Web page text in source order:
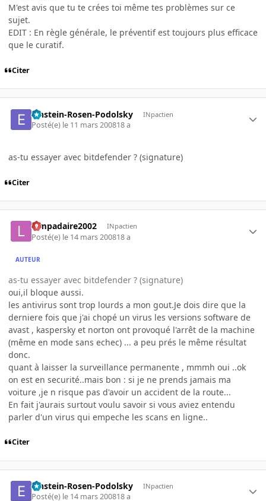
M'est avis que tu te crées toi même tes problèmes sur ce
sujet.
EDIT : En règle générale, le préventif est toujours plus efficace
que le curatif.
Citer
Einstein-Rosen-Podolsky INpactien
Posté(e) le 11 mars 200818 a
as-tu essayer avec bitdefender ? (signature)
Citer
lampadaire2002 INpactien
Posté(e) le 14 mars 200818 a
AUTEUR
as-tu essayer avec bitdefender ? (signature)
oui,il bloque aussi.
les antivirus sont trop lourds a mon gout.Je dois dire que la
derniere fois que j'ai chopé un virus les versions software de
avast , kaspersky et norton ont provoqué l'arrêt de la machine
(même en mode sans echec) ... a peu prés le même résultat
donc.
quant à laisser la surveillance permanente , mmmh oui ..ok
on est en securité..mais bon : si je ne prends jamais ma
voiture ,je n risque pas d'avoir un accident de la route...
En fait j'aurais surtout voulu savoir si vous aviez entendu
parler d'un virus qui empeche les scans en ligne..
Citer
Einstein-Rosen-Podolsky INpactien
Posté(e) le 14 mars 200818 a